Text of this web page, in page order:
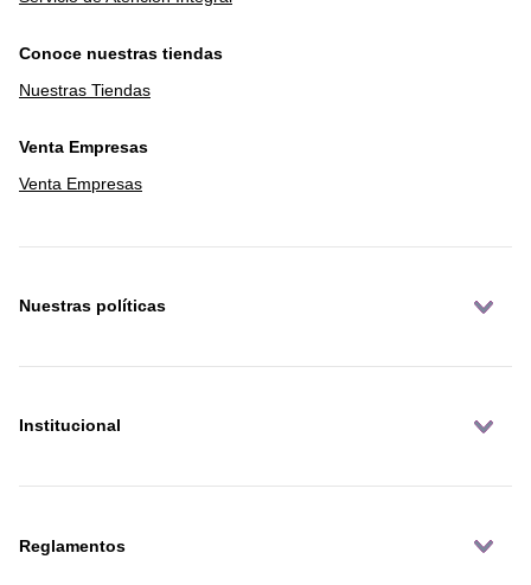
Conoce nuestras tiendas
Nuestras Tiendas
Venta Empresas
Venta Empresas
Nuestras políticas
Institucional
Reglamentos